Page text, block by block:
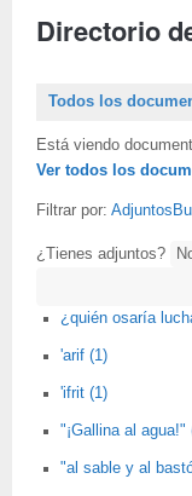
Directorio
Todos los
Está viendo
Ver todos los
Filtrar por: Adjuntos
¿Tienes adjuntos?
¿quién osaría
'arif (1)
'ifrit (1)
"¡Gallina al agua!"
"al sable y al